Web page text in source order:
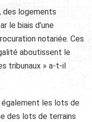
des logements
le biais d’une
notariée. Ces
aboutissent le
tribunaux » a-t-il
les lots de
des lots de terrains